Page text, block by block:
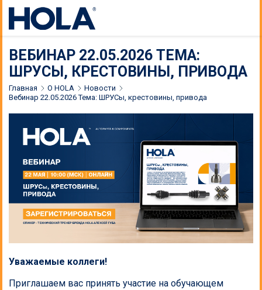
ВЕБИНАР 22.05.2026 ТЕМА:
ШРУСЫ, КРЕСТОВИНЫ, ПРИВОДА
Главная О HOLA
Новости
Вебинар 22.05.2026 Тема: ШРУСы, крестовины, привода
Уважаемые коллеги!
Приглашаем вас принять участие на обучающем